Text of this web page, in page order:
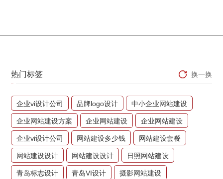
热门标签 换一换
企业vi设计公司 品牌logo设计 中小企业网站建设
企业网站建设方案 企业网站建设 企业网站建设
企业vi设计公司 网站建设多少钱 网站建设套餐
网站建设设计 网站建设设计 日照网站建设
青岛标志设计 青岛VI设计 摄影网站建设